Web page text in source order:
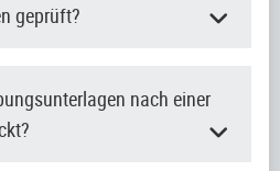
geprüft?
nach einer